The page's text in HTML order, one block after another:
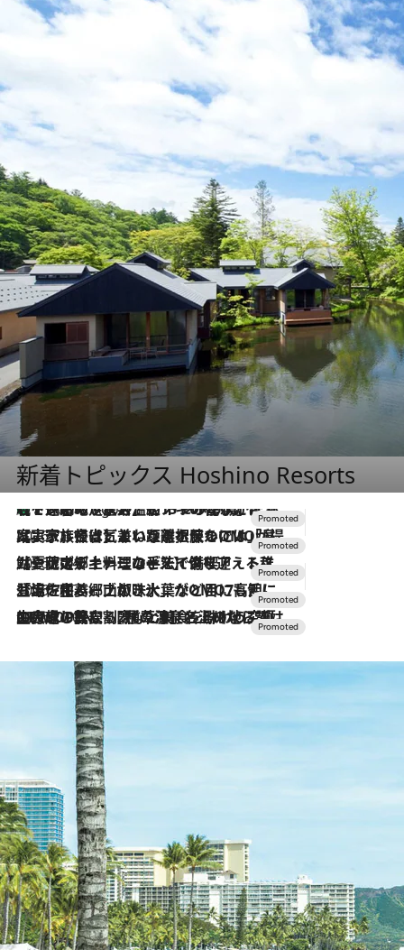
新着トピックス Hoshino Resorts
7 Hours Ago
【トンボの足水浴】ヒノキの香りに包まれて涼感マックス！約13℃の湧水かけ流しを避暑地「星野温泉 トンボの湯」で体験
2026.7.31
【ホテル帰省】という選択肢をOMOが提案。家族とほどよい距離を保つには「昼は実家、夜は気兼ねなくホテルで！」
2026.7.24
【夏限定ディナーコース】旬を迎える稚鮎や花ズッキーニなどをイタリア・トスカーナの郷土料理の手法で満喫！
2026.7.17
「土佐和ハーブかき氷」がOMO7高知に登場！生姜、山椒、大葉など目にも舌にも涼を呼ぶ郷土の味
2026.7.10
NEW OPEN！【界 草津】名湯の地に誕生。趣の異なる2種の温泉と上州ならではの会席・蕎麦割烹など美食を味わう究極の癒やし旅